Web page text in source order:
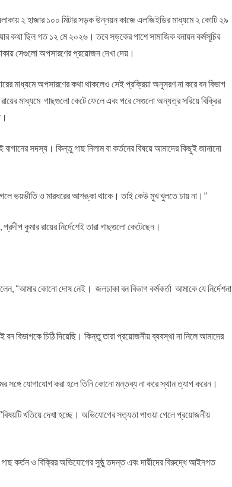
২ হাজার ১০০ মিটার সড়ক উন্নয়ন কাজে এলজিইডির মাধ্যমে ২ কোটি ২৯
কথা ছিল গত ১২ মে ২০২৬। তবে সড়কের পাশে সামাজিক বনায়ন কর্মসূচির
সেগুলো অপসারণের প্রয়োজন দেখা দেয়।
মাধ্যমে অপসারণের কথা থাকলেও সেই প্রক্রিয়া অনুসরণ না করে বন বিভাগ
রায়ের মাধ্যমে গাছগুলো কেটে ফেলে এবং পরে সেগুলো অন্যত্র সরিয়ে বিক্রির
বাগানের সদস্য। কিন্তু গাছ নিলাম বা কর্তনের বিষয়ে আমাদের কিছুই জানানো
ভয়ভীতি ও মারধরের আশঙ্কা থাকে। তাই কেউ মুখ খুলতে চায় না।”
কুমার রায়ের নির্দেশেই তারা গাছগুলো কেটেছেন।
“আমার কোনো দোষ নেই। জলঢাকা বন বিভাগ কর্মকর্তা আমাকে যে নির্দেশনা
চিঠি দিয়েছি। কিন্তু তারা প্রয়োজনীয় ব্যবস্থা না নিলে আমাদের
সঙ্গে যোগাযোগ করা হলে তিনি কোনো মন্তব্য না করে স্থান ত্যাগ করেন।
খতিয়ে দেখা হচ্ছে। অভিযোগের সত্যতা পাওয়া গেলে প্রয়োজনীয়
গাছ কর্তন ও বিক্রির অভিযোগের সুষ্ঠু তদন্ত এবং দায়ীদের বিরুদ্ধে আইনগত